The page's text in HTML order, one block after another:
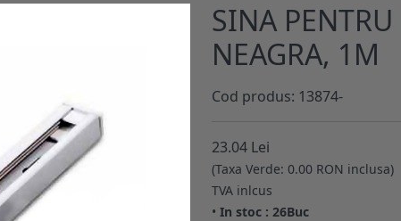
SINA
NEAGRA, 1M
Cod produs: 13874-
23.04 Lei
(Taxa Verde: 0.00 RON inclusa)
TVA inlcus
• In stoc : 26Buc